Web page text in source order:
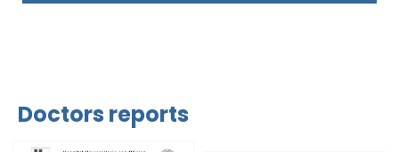
Doctors reports